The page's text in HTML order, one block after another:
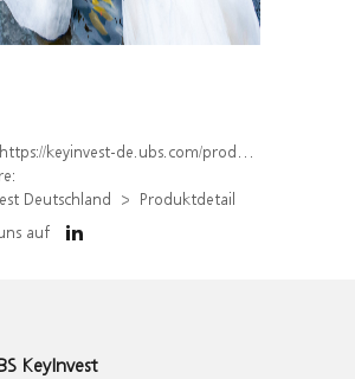
https://keyinvest-de.ubs.com/produkt/detail/index/isin/DE000WA7T4S4
Deutschland
Produktdetail
auf
KeyInvest